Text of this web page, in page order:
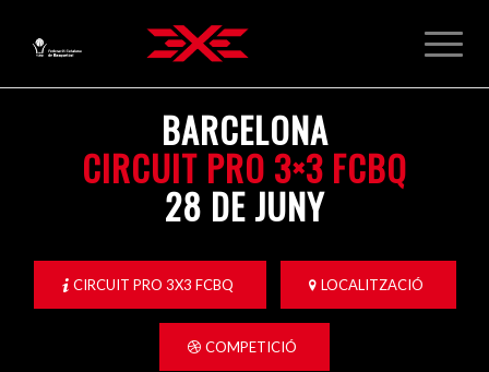
BARCELONA
CIRCUIT PRO 3×3 FCBQ
28 DE JUNY
CIRCUIT PRO 3X3 FCBQ LOCALITZACIÓ
COMPETICIÓ